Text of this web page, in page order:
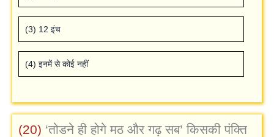
(3) 12 इंच
(4) इनमें से कोई नहीं
(20) ‘तोडने ही होगे मठ और गढ़ सब’ किसकी पंक्ति